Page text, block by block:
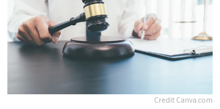
Credit Canva.com